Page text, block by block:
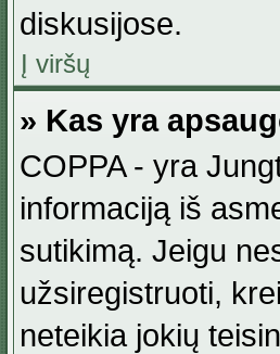
diskusijose.
Į viršų
» Kas yra
COPPA - yra
informaciją iš
sutikimą. Jeigu
užsiregistruoti,
neteikia jokių